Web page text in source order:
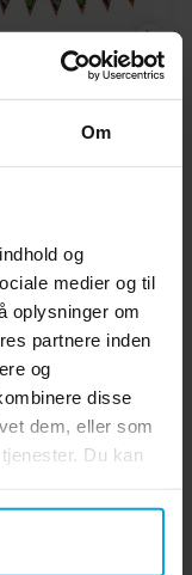
Om
og
medier og til
oplysninger om
partnere inden
og
disse
dem, eller som
Du kan
Minecraft -
230 cm